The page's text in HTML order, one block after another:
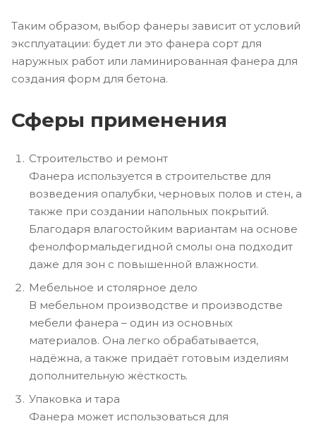
Таким образом, выбор фанеры зависит от условий
эксплуатации: будет ли это фанера сорт для
наружных работ или ламинированная фанера для
создания форм для бетона.
Сферы применения
Строительство и ремонт
Фанера используется в строительстве для
возведения опалубки, черновых полов и стен, а
также при создании напольных покрытий.
Благодаря влагостойким вариантам на основе
фенолформальдегидной смолы она подходит
даже для зон с повышенной влажности.
Мебельное и столярное дело
В мебельном производстве и производстве
мебели фанера – один из основных
материалов. Она легко обрабатывается,
надёжна, а также придаёт готовым изделиям
дополнительную жёсткость.
Упаковка и тара
Фанера может использоваться для